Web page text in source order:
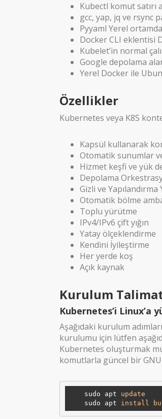
Kubectl komut satırı
gcc, yap, jq ve rsync
Pyyaml ​​Yerel
Docker CLI eklentisi
Kubelet’in normal
Google depolama
Yerel Docker ile
Özellikler
Kubernetes veya K8S
Kapsül kullanarak
Otomatik sunumlar
Hizmet keşfi ve yük
Depolama
Gizli ve
Otomatik bölme
Toplu yürütme
IPv4/IPv6 çift yığın
Yatay ölçeklendirme
Kendini İyileştirme
Her yerde koş
Açık kaynak
Kurulum
Kubernetes’i Linux’a
Aşağıdaki kurulum
kurulumu için lütfen
Kubernetes oluşturmak
komutlarla güncel bir
    sudo apt
update
    sudo apt
install